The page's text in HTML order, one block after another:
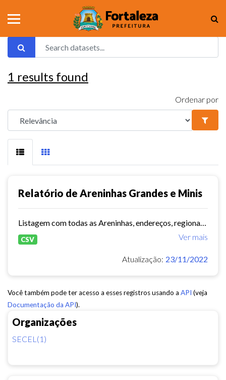
Organizações
SECEL(1)
1 results found
Ordenar por
Relatório de Areninhas Grandes e Minis
Ver mais
CSV
Atualização: 23/11/2022
Você também pode ter acesso a esses registros usando a API (veja
Documentação da API).